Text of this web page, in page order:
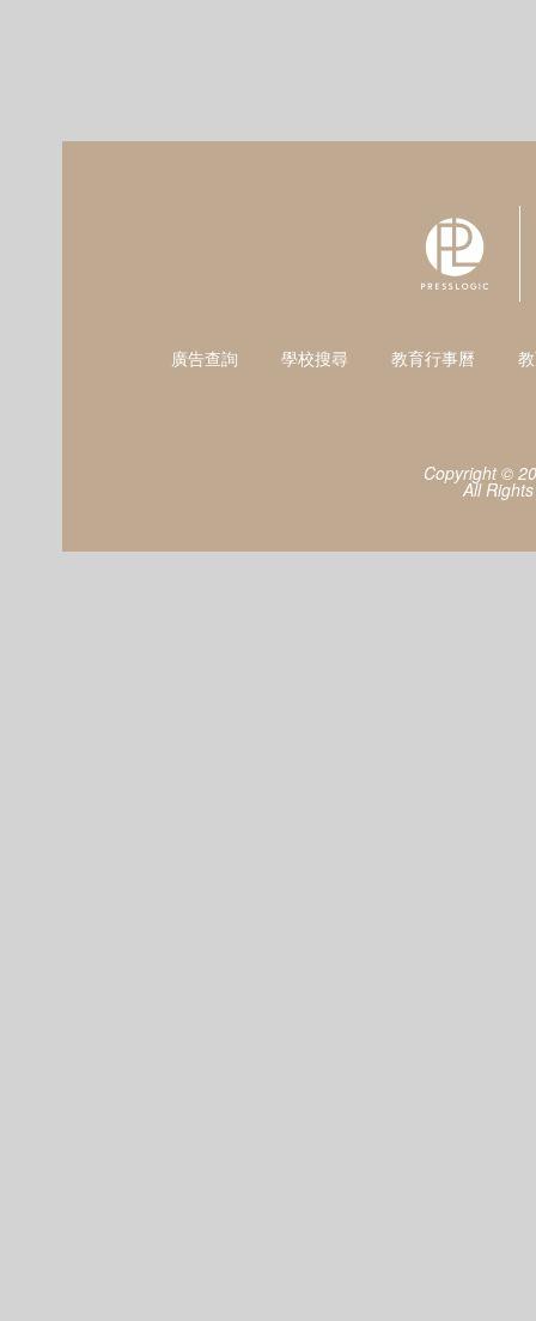
廣告查詢 學校搜尋 教育行事曆
Copyright ©
All